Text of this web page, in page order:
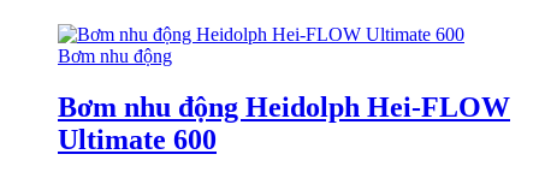
Bơm nhu động
Bơm nhu động Heidolph Hei-FLOW
Ultimate 600